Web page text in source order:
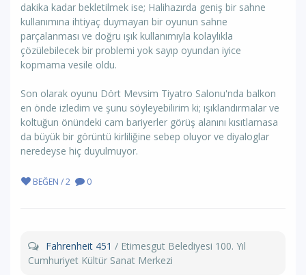
dakika kadar bekletilmek ise; Halihazırda geniş bir sahne
kullanımına ihtiyaç duymayan bir oyunun sahne
parçalanması ve doğru ışık kullanımıyla kolaylıkla
çözülebilecek bir problemi yok sayıp oyundan iyice
kopmama vesile oldu.
Son olarak oyunu Dört Mevsim Tiyatro Salonu'nda balkon
en önde izledim ve şunu söyleyebilirim ki; ışıklandırmalar ve
koltuğun önündeki cam bariyerler görüş alanını kısıtlamasa
da büyük bir görüntü kirliliğine sebep oluyor ve diyaloglar
neredeyse hiç duyulmuyor.
BEĞEN / 2 0
Fahrenheit 451 / Etimesgut Belediyesi 100. Yıl
Cumhuriyet Kültür Sanat Merkezi